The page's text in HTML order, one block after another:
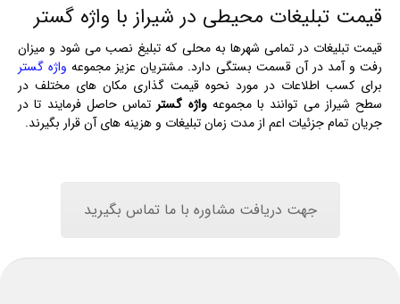
قیمت تبلیغات محیطی در شیراز با واژه گستر
قیمت تبلیغات در تمامی شهرها به محلی که تبلیغ نصب می شود و میزان
رفت و آمد در آن قسمت بستگی دارد. مشتریان عزیز مجموعه واژه گستر
برای کسب اطلاعات در مورد نحوه قیمت گذاری مکان های مختلف در
سطح شیراز می توانند با مجموعهواژه گستر تماس حاصل فرمایند تا در
جریان تمام جزئیات اعم از مدت زمان تبلیغات و هزینه های آن قرار بگیرند.
جهت دریافت مشاوره با ما تماس بگیرید